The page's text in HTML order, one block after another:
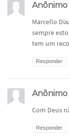
Anônimo
Marcello
sempre
tem um
Responder
Anônimo
Com Deus
Responder